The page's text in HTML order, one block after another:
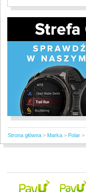
Strona główna > Marka > Polar >